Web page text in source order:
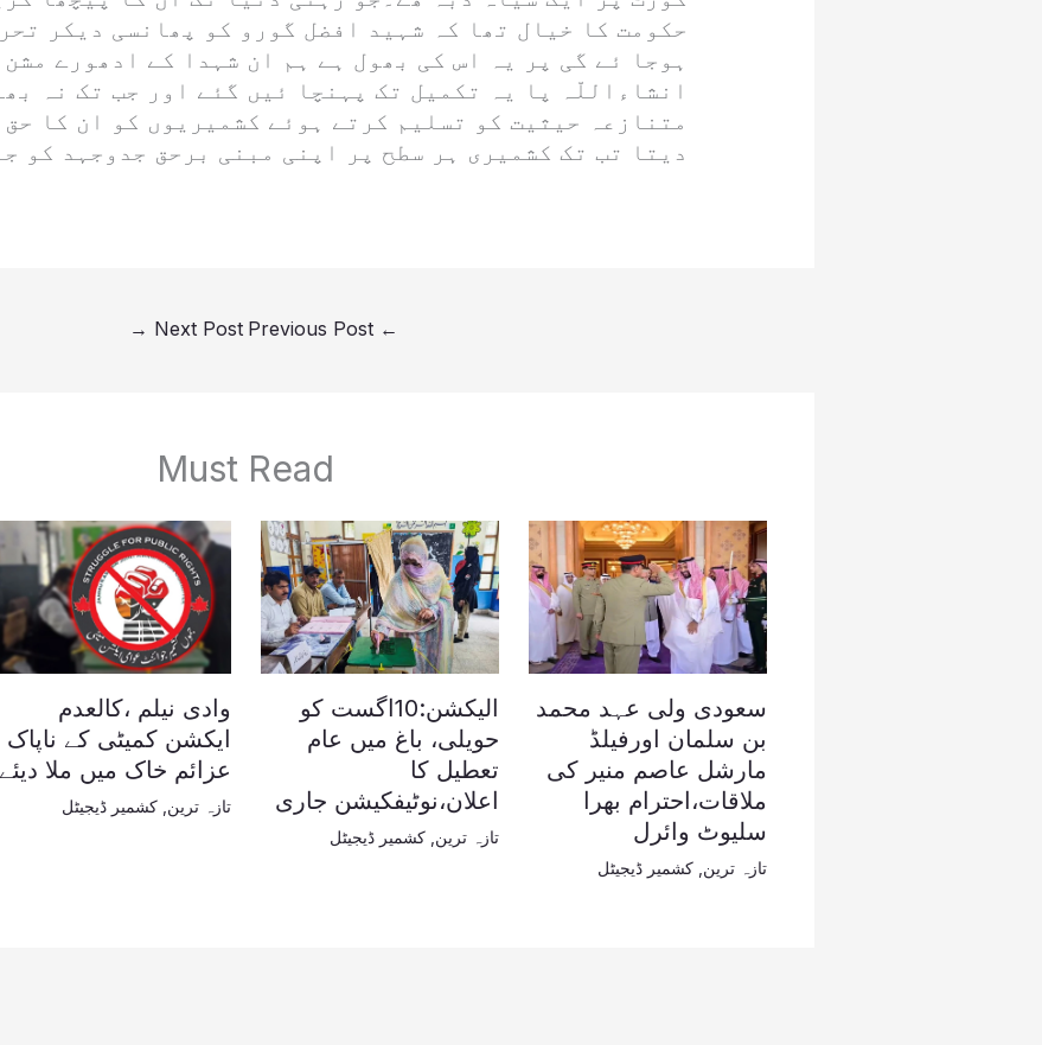
حکومت کا خیال تھا کہ شہید افضل گورو کو پھانسی دیکر
ہوجا ئے گی پر یہ اس کی بھول ہے ہم ان شہدا کے ادھورے
انشاءاللّہ پا یہ تکمیل تک پہنچا ئیں گئے اور جب تک نہ
متنازعہ حیثیت کو تسلیم کرتے ہوئے کشمیریوں کو ان کا
دیتا تب تک کشمیری ہر سطح پر اپنی مبنی برحق جدوجہد کو
←
Next Post
→
Must Read
سعودی ولی عہد محمد
بن سلمان اورفیلڈ
مارشل عاصم منیر کی
ملاقات،احترام بھرا
سلیوٹ وائرل
تازہ ترین کشمیر ڈیجیٹل
الیکشن:10اگست کو
حویلی، باغ میں عام
تعطیل کا
اعلان،نوٹیفکیشن جاری
تازہ ترین ,کشمیر ڈیجیٹل
وادی نیلم ،کالعدم
ایکشن کمیٹی کے ناپاک
عزائم خاک میں ملا دیئے
تازہ ترین ,کشمیر ڈیجیٹل